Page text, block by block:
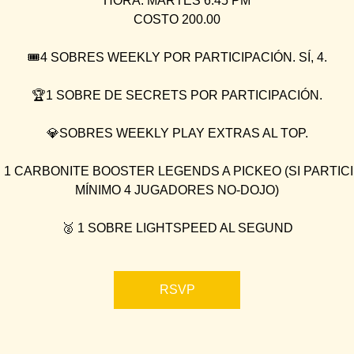
COSTO 200.00
🎟4 SOBRES WEEKLY POR PARTICIPACIÓN. SÍ, 4.
🏆1 SOBRE DE SECRETS POR PARTICIPACIÓN.
💎SOBRES WEEKLY PLAY EXTRAS AL TOP.
1 CARBONITE BOOSTER LEGENDS A PICKEO (SI
MÍNIMO 4 JUGADORES NO-DOJO)
🥈 1 SOBRE LIGHTSPEED AL SEGUND
RSVP